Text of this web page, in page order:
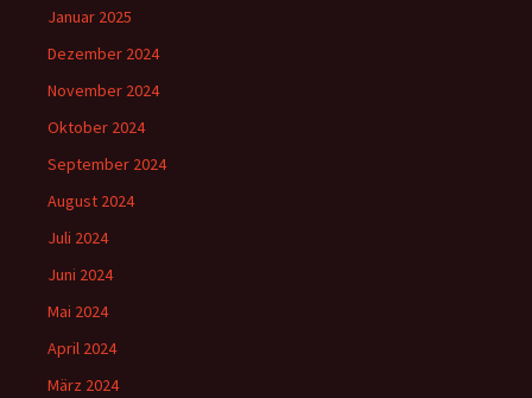
Januar 2025
Dezember 2024
November 2024
Oktober 2024
September 2024
August 2024
Juli 2024
Juni 2024
Mai 2024
April 2024
März 2024